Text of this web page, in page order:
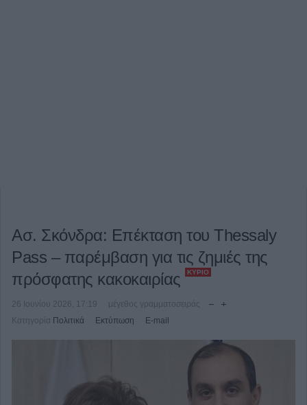
Ασ. Σκόνδρα: Επέκταση του Thessaly
Pass – παρέμβαση για τις ζημιές της
πρόσφατης κακοκαιρίας
ΚΎΡΙΟ
26 Ιουνίου 2026, 17:19
μέγεθος γραμματοσειράς
Κατηγορία Πολιτικά Εκτύπωση E-mail